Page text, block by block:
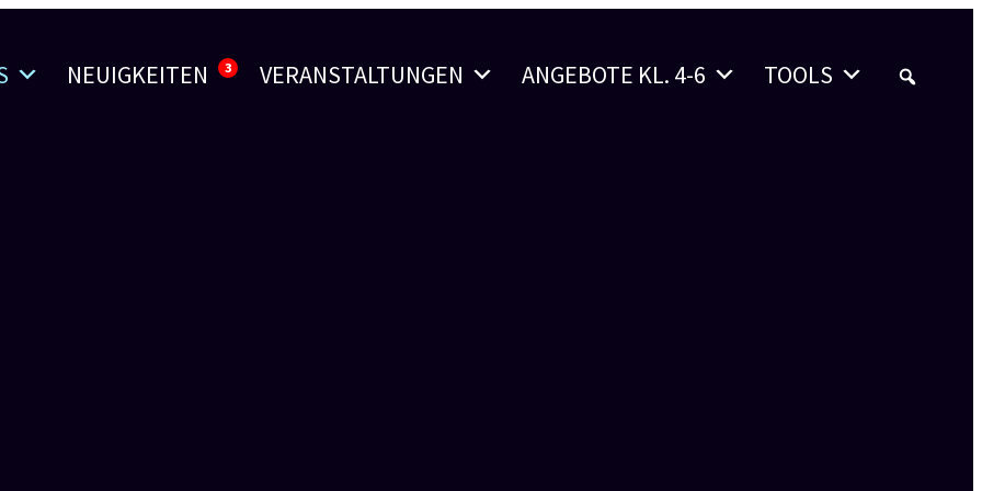
NEUIGKEITEN 3 VERANSTALTUNGEN ANGEBOTE KL. 4-6 TOOLS